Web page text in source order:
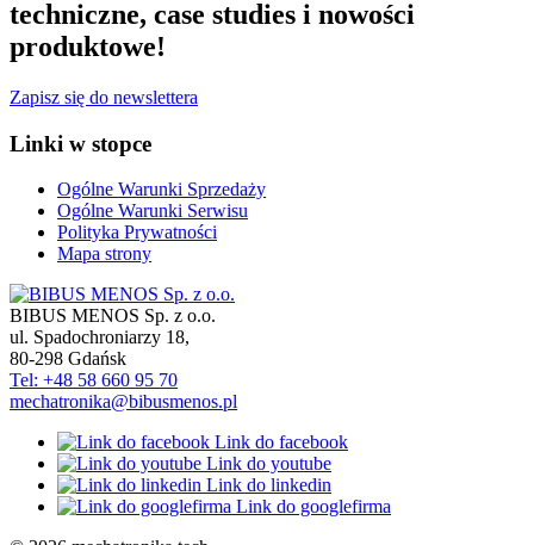
techniczne, case studies i nowości
produktowe!
Zapisz się do newslettera
Linki w stopce
Ogólne Warunki Sprzedaży
Ogólne Warunki Serwisu
Polityka Prywatności
Mapa strony
BIBUS MENOS Sp. z o.o.
ul. Spadochroniarzy 18,
80-298 Gdańsk
Tel: +48 58 660 95 70
mechatronika@bibusmenos.pl
Link do facebook
Link do youtube
Link do linkedin
Link do googlefirma